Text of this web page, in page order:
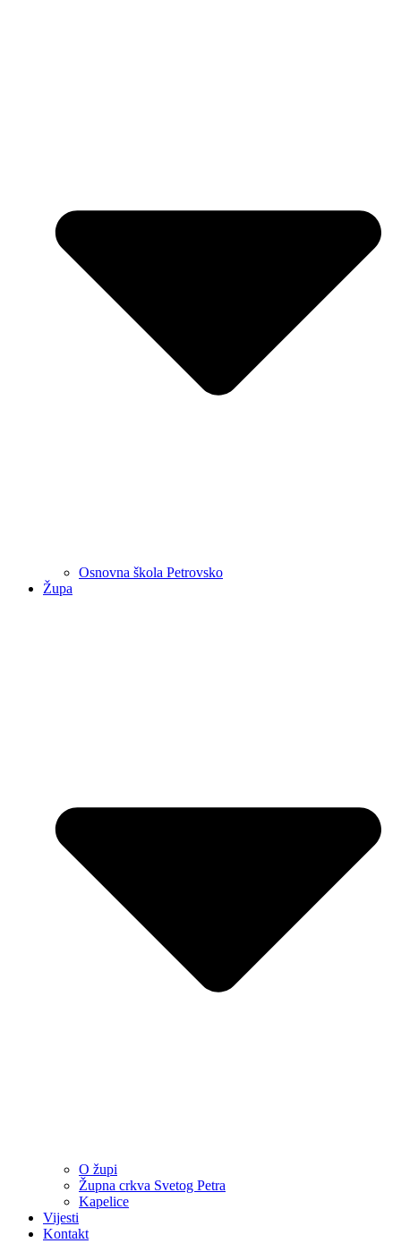
Osnovna škola Petrovsko
Župa
O župi
Župna crkva Svetog Petra
Kapelice
Vijesti
Kontakt